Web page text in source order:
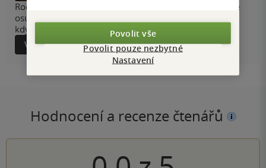
Rodinná sága z poválečného Československa zachycuje
osudy jedné ženy i proměny českého venkova v době,
kdy se životy měnily ze dne na den.
Více informací
Hodnocení a recenze čtenářů
Povolit vše
Povolit pouze nezbytné
Nastavení